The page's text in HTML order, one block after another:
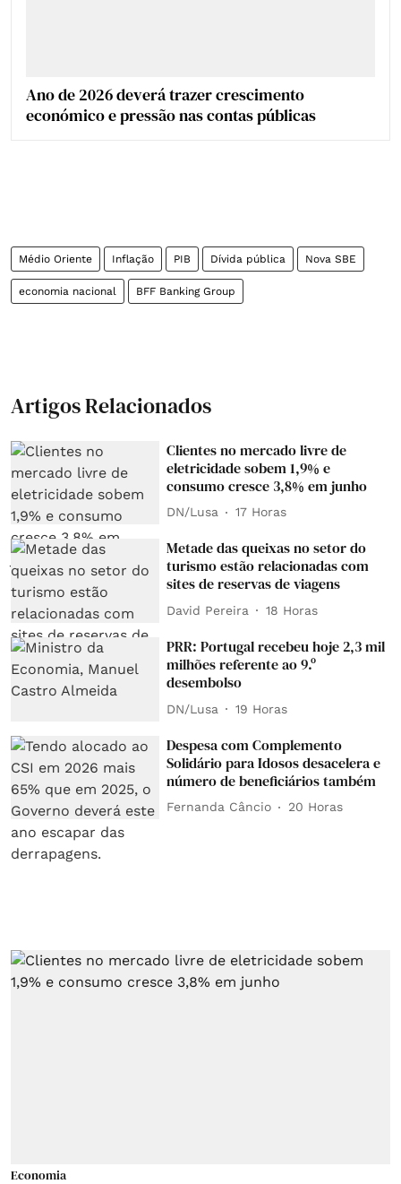
Ano de 2026 deverá trazer crescimento
económico e pressão nas contas públicas
Médio Oriente Inflação PIB Dívida pública Nova SBE
economia nacional BFF Banking Group
Artigos Relacionados
Clientes no mercado livre de
eletricidade sobem 1,9% e
consumo cresce 3,8% em junho
DN/Lusa 17 Horas
Metade das queixas no setor do
turismo estão relacionadas com
sites de reservas de viagens
David Pereira 18 Horas
PRR: Portugal recebeu hoje 2,3 mil
milhões referente ao 9.º
desembolso
DN/Lusa 19 Horas
Despesa com Complemento
Solidário para Idosos desacelera e
número de beneficiários também
Fernanda Câncio 20 Horas
Economia